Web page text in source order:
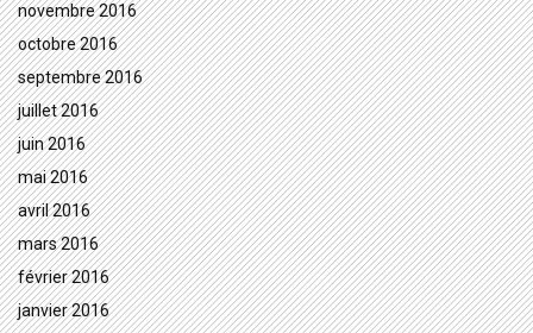
novembre 2016
octobre 2016
septembre 2016
juillet 2016
juin 2016
mai 2016
avril 2016
mars 2016
février 2016
janvier 2016